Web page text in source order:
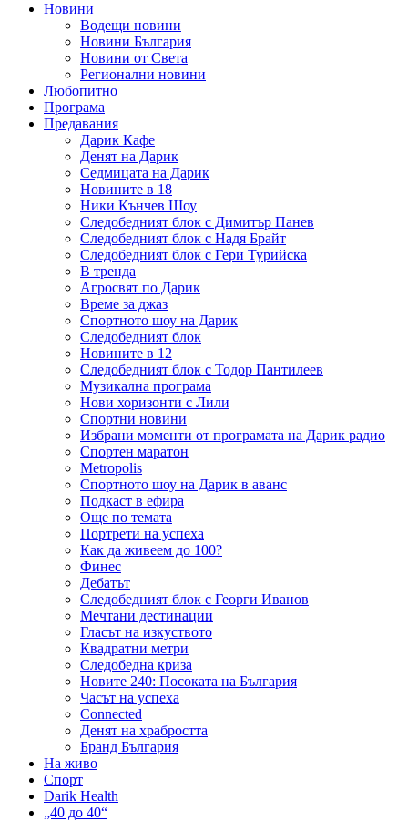
Новини
Водещи новини
Новини България
Новини от Света
Регионални новини
Любопитно
Програма
Предавания
Дарик Кафе
Денят на Дарик
Седмицата на Дарик
Новините в 18
Ники Кънчев Шоу
Следобедният блок с Димитър Панев
Следобедният блок с Надя Брайт
Следобедният блок с Гери Турийска
В тренда
Агросвят по Дарик
Време за джаз
Спортното шоу на Дарик
Следобедният блок
Новините в 12
Следобедният блок с Тодор Пантилеев
Музикална програма
Нови хоризонти с Лили
Спортни новини
Избрани моменти от програмата на Дарик радио
Спортен маратон
Metropolis
Спортното шоу на Дарик в аванс
Подкаст в ефира
Още по темата
Портрети на успеха
Как да живеем до 100?
Финес
Дебатът
Следобедният блок с Георги Иванов
Мечтани дестинации
Гласът на изкуството
Квадратни метри
Следобедна криза
Новите 240: Посоката на България
Часът на успеха
Connected
Денят на храбростта
Бранд България
На живо
Спорт
Darik Health
„40 до 40“